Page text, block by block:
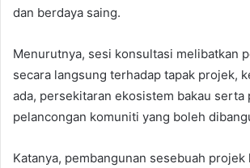
dan berdaya saing.
Menurutnya, sesi konsultasi melibatkan
secara langsung terhadap tapak projek,
ada, persekitaran ekosistem bakau serta
pelancongan komuniti yang boleh
Katanya, pembangunan sesebuah projek